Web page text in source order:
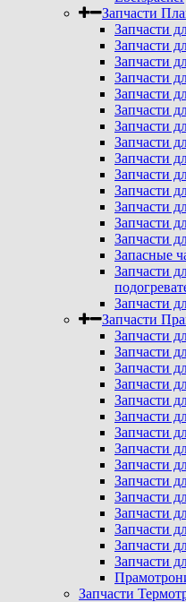
Запчасти
Запчасти
Запчасти
Запчасти
Запчасти
Запчасти
Запчасти
Запчасти
Запчасти
Запчасти
Запчасти
Запчасти
Запчасти
Запчасти
Запчасти
Запасные
Запчасти
Запчасти
Запчасти
Запчасти
Запчасти
Запчасти
Запчасти
Запчасти
Запчасти
Запчасти
Запчасти
Запчасти
Запчасти
Запчасти
Запчасти
Запчасти
Запчасти
Запчасти
Запчасти